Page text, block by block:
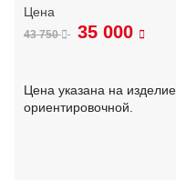
43 750 35 000
Цена указана на
ориентировочной.